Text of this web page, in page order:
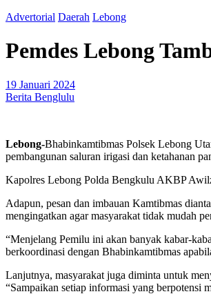
Advertorial Daerah Lebong
Pemdes Lebong
19 Januari 2024
Berita Benglulu
Lebong-Bhabinkamtibmas Polsek Lebong
pembangunan saluran irigasi dan ketahanan
Kapolres Lebong Polda Bengkulu AKBP
Adapun, pesan dan imbauan Kamtibmas
mengingatkan agar masyarakat tidak mudah
“Menjelang Pemilu ini akan banyak kabar-
berkoordinasi dengan Bhabinkamtibmas
Lanjutnya, masyarakat juga diminta untuk
“Sampaikan setiap informasi yang berpotensi